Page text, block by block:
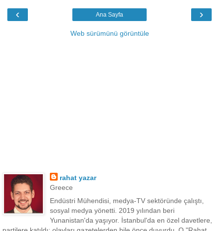
‹ ›
Ana Sayfa
Web sürümünü görüntüle
rahat yazar
Greece
Endüstri Mühendisi, medya-TV sektöründe çalıştı,
sosyal medya yönetti. 2019 yılından beri
Yunanistan'da yaşıyor. İstanbul'da en özel davetlere,